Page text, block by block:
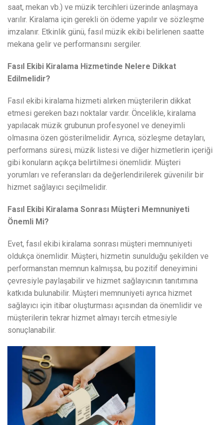
saat, mekan vb.) ve müzik tercihleri üzerinde anlaşmaya
varılır. Kiralama için gerekli ön ödeme yapılır ve sözleşme
imzalanır. Etkinlik günü, fasıl müzik ekibi belirlenen saatte
mekana gelir ve performansını sergiler.
Fasıl Ekibi Kiralama Hizmetinde Nelere Dikkat
Edilmelidir?
Fasıl ekibi kiralama hizmeti alırken müşterilerin dikkat
etmesi gereken bazı noktalar vardır. Öncelikle, kiralama
yapılacak müzik grubunun profesyonel ve deneyimli
olmasına özen gösterilmelidir. Ayrıca, sözleşme detayları,
performans süresi, müzik listesi ve diğer hizmetlerin içeriği
gibi konuların açıkça belirtilmesi önemlidir. Müşteri
yorumları ve referansları da değerlendirilerek güvenilir bir
hizmet sağlayıcı seçilmelidir.
Fasıl Ekibi Kiralama Sonrası Müşteri Memnuniyeti
Önemli Mi?
Evet, fasıl ekibi kiralama sonrası müşteri memnuniyeti
oldukça önemlidir. Müşteri, hizmetin sunulduğu şekilden ve
performanstan memnun kalmışsa, bu pozitif deneyimini
çevresiyle paylaşabilir ve hizmet sağlayıcının tanıtımına
katkıda bulunabilir. Müşteri memnuniyeti ayrıca hizmet
sağlayıcı için itibar oluşturması açısından da önemlidir ve
müşterilerin tekrar hizmet almayı tercih etmesiyle
sonuçlanabilir.